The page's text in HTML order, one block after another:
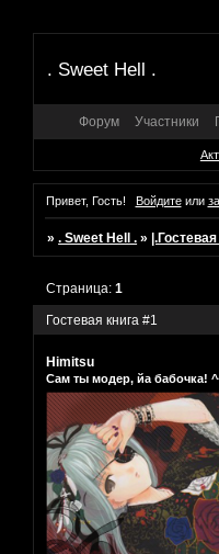
. Sweet Hell .
Форум Участники
Привет, Гость! Войдитеили
». Sweet Hell . » |.Гостевая
Гостевая книга #1
Страница:1
Himitsu
Сам ты модер, йа бабочка!